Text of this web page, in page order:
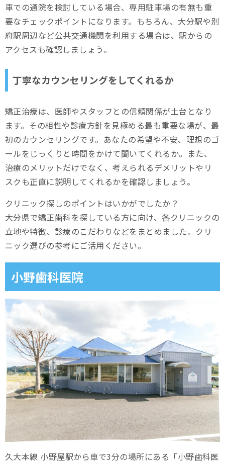
車での通院を検討している場合、専用駐車場の有無も重
要なチェックポイントになります。もちろん、大分駅や別
府駅周辺など公共交通機関を利用する場合は、駅からの
アクセスも確認しましょう。
丁寧なカウンセリングをしてくれるか
矯正治療は、医師やスタッフとの信頼関係が土台となり
ます。その相性や診療方針を見極める最も重要な場が、最
初のカウンセリングです。あなたの希望や不安、理想のゴ
ールをじっくりと時間をかけて聞いてくれるか。また、
治療のメリットだけでなく、考えられるデメリットやリ
スクも正直に説明してくれるかを確認しましょう。
クリニック探しのポイントはいかがでしたか？
大分県で矯正歯科を探している方に向け、各クリニックの
立地や特徴、診療のこだわりなどをまとめました。クリ
ニック選びの参考にご活用ください。
小野歯科医院
久大本線 小野屋駅から車で3分の場所にある「小野歯科医